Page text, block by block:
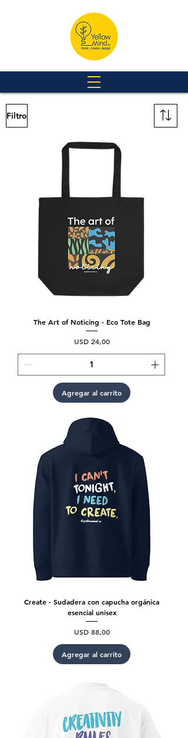
Filtro
The Art of Noticing - Eco Tote Bag
Precio
USD 24,00
Agregar al carrito
Create - Sudadera con capucha orgánica
esencial unisex
Precio
USD 88,00
Agregar al carrito